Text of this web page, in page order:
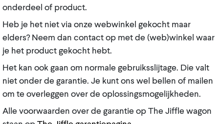
onderdeel of product.
Heb je het niet via onze webwinkel gekocht maar
elders? Neem dan contact op met de (web)winkel waar
je het product gekocht hebt.
Het kan ook gaan om normale gebruiksslijtage. Die valt
niet onder de garantie. Je kunt ons wel bellen of mailen
om te overleggen over de oplossingsmogelijkheden.
Alle voorwaarden over de garantie op The Jiffle wagon